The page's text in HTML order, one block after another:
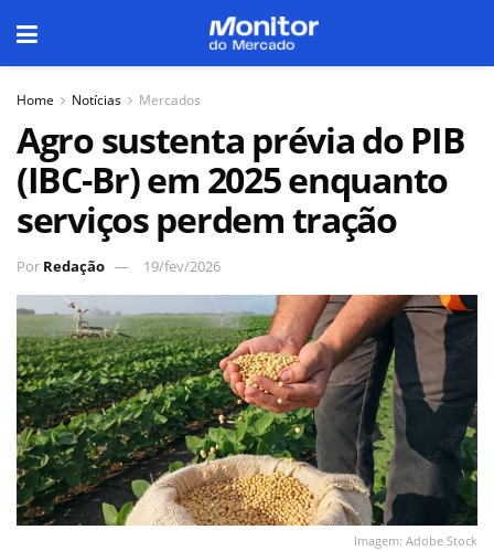
Home Notícias Mercados
Agro sustenta prévia do PIB
(IBC-Br) em 2025 enquanto
serviços perdem tração
Por Redação 19/fev/2026
Imagem: Adobe Stock